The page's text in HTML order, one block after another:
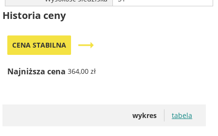
Historia ceny
CENA STABILNA trending_flat
Najniższa cena 364,00 zł
wykres tabela